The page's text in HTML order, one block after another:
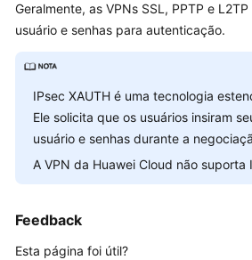
Perguntas
geral
Rede
e
cenários
aplicação
Geralmente, as VPNs SSL, PPTP e
usuário e senhas para autenticação.
IPsec XAUTH é uma tecnologia
Ele solicita que os usuários insiram
usuário e senhas durante a
A VPN da Huawei Cloud não suporta
Feedback
Esta página foi útil?